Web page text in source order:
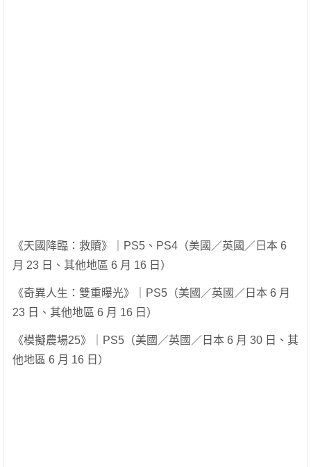
《天國降臨：救贖》｜PS5、PS4（美國／英國／日本 6
月 23 日、其他地區 6 月 16 日）
《奇異人生：雙重曝光》｜PS5（美國／英國／日本 6 月
23 日、其他地區 6 月 16 日）
《模擬農場25》｜PS5（美國／英國／日本 6 月 30 日、其
他地區 6 月 16 日）